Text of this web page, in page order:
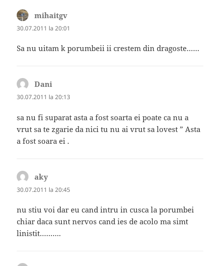
mihaitgv
30.07.2011 la 20:01
Sa nu uitam k porumbeii ii crestem din dragoste……
Dani
30.07.2011 la 20:13
sa nu fi suparat asta a fost soarta ei poate ca nu a
vrut sa te zgarie da nici tu nu ai vrut sa lovest ” Asta
a fost soara ei .
aky
30.07.2011 la 20:45
nu stiu voi dar eu cand intru in cusca la porumbei
chiar daca sunt nervos cand ies de acolo ma simt
linistit……….